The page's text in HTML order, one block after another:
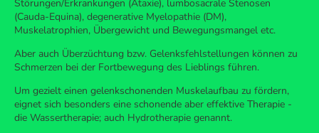
Störungen/Erkrankungen (Ataxie), lumbosacrale Stenosen
(Cauda-Equina), degenerative Myelopathie (DM),
Muskelatrophien, Übergewicht und Bewegungsmangel etc.
Aber auch Überzüchtung bzw. Gelenksfehlstellungen können zu
Schmerzen bei der Fortbewegung des Lieblings führen.
Um gezielt einen gelenkschonenden Muskelaufbau zu fördern,
eignet sich besonders eine schonende aber effektive Therapie -
die Wassertherapie; auch Hydrotherapie genannt.